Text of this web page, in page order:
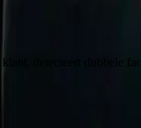
detecteert dubbele